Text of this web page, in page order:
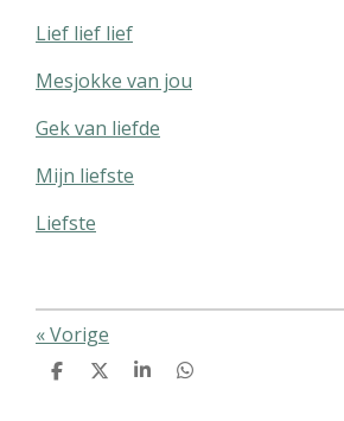
Lief lief lief
Mesjokke van jou
Gek van liefde
Mijn liefste
Liefste
«Vorige
D
D
S
D